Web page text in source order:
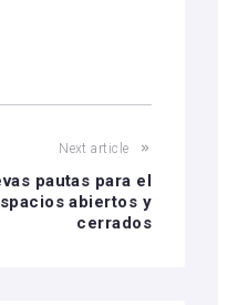
Next article
pautas para el
abiertos y
cerrados